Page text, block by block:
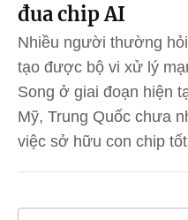
đua chip AI
Nhiều người thường
tạo được bộ vi xử lý
Song ở giai đoạn hiện
Mỹ, Trung Quốc chưa
việc sở hữu con chip